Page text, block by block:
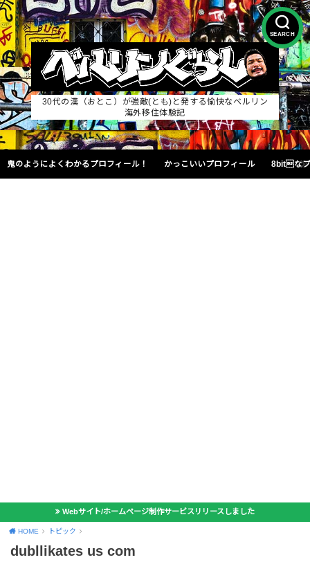
SEARCH
30代の漢（おとこ）が強敵(とも)と発する愉快なベルリン
海外移住体験記
鬼のようによくわかるプロフィール！ かっこいいプロフィール 8bitな
Webサイト/ホームページ制作サービスリリースしました
HOME トピック
dubllikates us com